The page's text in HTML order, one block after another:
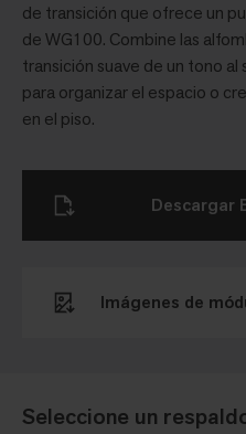
de transición que ofrece un
de WG100. Combine las
transición suave de un tono
para organizar el espacio o
en el piso.
Seleccione un
Imágenes de
Descargar